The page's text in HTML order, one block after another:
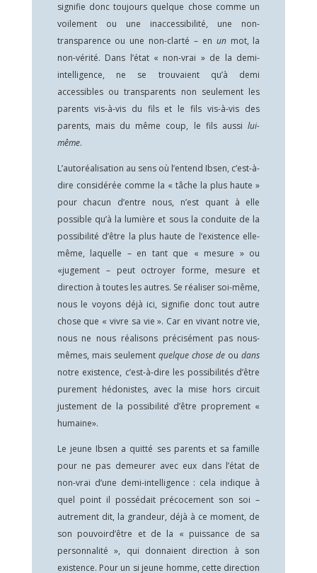
signifie donc toujours quelque chose comme un
voilement ou une inaccessibilité, une non-
transparence ou une non-clarté – en un mot, la
non-vérité. Dans l’état « non-vrai » de la demi-
intelligence, ne se trouvaient qu’à demi
accessibles ou transparents non seulement les
parents vis-à-vis du fils et le fils vis-à-vis des
parents, mais du même coup, le fils aussilui-
même.
L’autoréalisation au sens où l’entend Ibsen, c’est-à-
dire considérée comme la « tâche la plus haute »
pour chacun d’entre nous, n’est quant à elle
possible qu’à la lumière et sous la conduite de la
possibilité d’être la plus haute de l’existence elle-
même, laquelle – en tant que « mesure » ou
«jugement – peut octroyer forme, mesure et
direction à toutes les autres. Se réaliser soi-même,
nous le voyons déjà ici, signifie donc tout autre
chose que « vivre sa vie ». Car en vivant notre vie,
nous ne nous réalisons précisément pas nous-
mêmes, mais seulement quelque chose de oudans
notre existence, c’est-à-dire les possibilités d’être
purement hédonistes, avec la mise hors circuit
justement de la possibilité d’être proprement «
humaine».
Le jeune Ibsen a quitté ses parents et sa famille
pour ne pas demeurer avec eux dans l’état de
non-vrai d’une demi-intelligence : cela indique à
quel point il possédait précocement son soi –
autrement dit, la grandeur, déjà à ce moment, de
son pouvoird’être et de la « puissance de sa
personnalité », qui donnaient direction à son
existence. Pour un si jeune homme, cette direction